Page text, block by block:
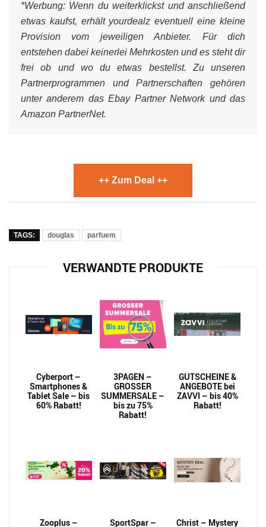
*Werbung: Wenn du weiterklickst und anschließend
etwas kaufst, erhält yourdealz eventuell eine kleine
Provision vom jeweiligen Anbieter. Für dich
entstehen dabei keinerlei Mehrkosten und es steht dir
frei ob und wo du etwas bestellst. Zu unseren
Partnerprogrammen und Partnerschaften gehören
unter anderem das Ebay Partner Network und das
Amazon PartnerNet.
++ Zum Deal ++
TAGS: douglas parfuem
VERWANDTE PRODUKTE
Cyberport –
Smartphones &
Tablet Sale – bis
60% Rabatt!
3PAGEN –
GROSSER
SUMMERSALE –
bis zu 75%
Rabatt!
GUTSCHEINE &
ANGEBOTE bei
ZAVVI – bis 40%
Rabatt!
Zooplus –
SportSpar –
Christ – Mystery